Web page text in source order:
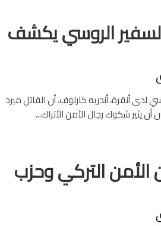
الروسي يكشف
لدى أنقرة، أندريه كارلوف، أن القاتل ميرد
يثير شكوك رجال الأمن الأتراك...
الأمن التركي وحزب